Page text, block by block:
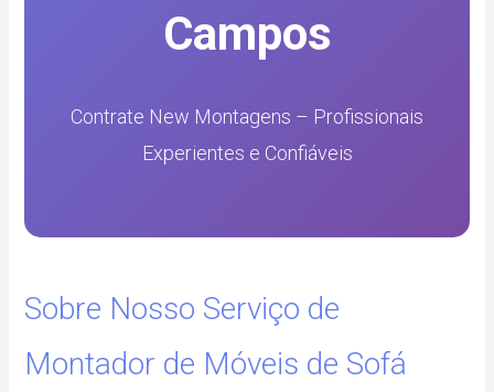
Campos
Contrate New Montagens – Profissionais
Experientes e Confiáveis
Sobre Nosso Serviço de
Montador de Móveis de Sofá